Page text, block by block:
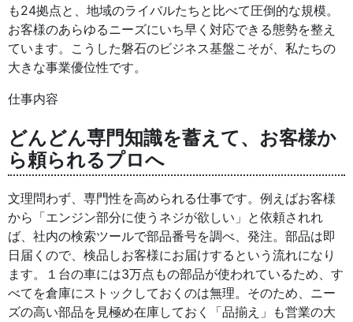
も24拠点と、地域のライバルたちと比べて圧倒的な規模。
お客様のあらゆるニーズにいち早く対応できる態勢を整え
ています。こうした磐石のビジネス基盤こそが、私たちの
大きな事業優位性です。
仕事内容
どんどん専門知識を蓄えて、お客様か
ら頼られるプロへ
文理問わず、専門性を高められる仕事です。例えばお客様
から「エンジン部分に使うネジが欲しい」と依頼されれ
ば、社内の検索ツールで部品番号を調べ、発注。部品は即
日届くので、検品しお客様にお届けするという流れになり
ます。１台の車には3万点もの部品が使われているため、す
べてを倉庫にストックしておくのは無理。そのため、ニー
ズの高い部品を見極め在庫しておく「品揃え」も営業の大